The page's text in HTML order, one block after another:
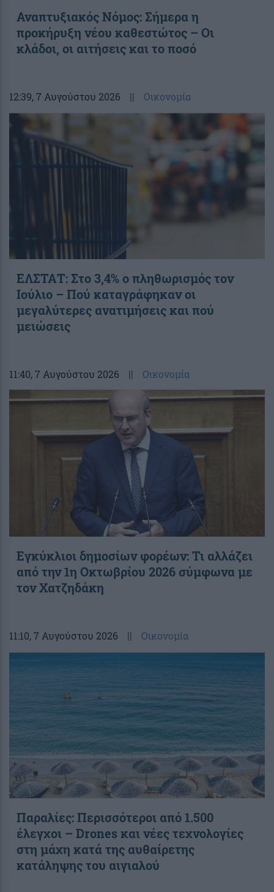
Αναπτυξιακός Νόμος: Σήμερα η
προκήρυξη νέου καθεστώτος – Οι
κλάδοι, οι αιτήσεις και το ποσό
12:39, 7 Αυγούστου 2026 || Οικονομία
ΕΛΣΤΑΤ: Στο 3,4% ο πληθωρισμός τον
Ιούλιο – Πού καταγράφηκαν οι
μεγαλύτερες ανατιμήσεις και πού
μειώσεις
11:40, 7 Αυγούστου 2026 || Οικονομία
Εγκύκλιοι δημοσίων φορέων: Τι αλλάζει
από την 1η Οκτωβρίου 2026 σύμφωνα με
τον Χατζηδάκη
11:10, 7 Αυγούστου 2026 || Οικονομία
Παραλίες: Περισσότεροι από 1.500
έλεγχοι – Drones και νέες τεχνολογίες
στη μάχη κατά της αυθαίρετης
κατάληψης του αιγιαλού